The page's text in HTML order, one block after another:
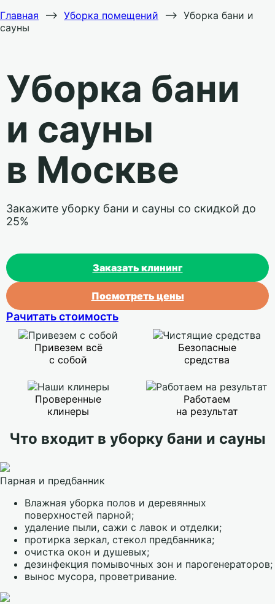
Главная ⟶ Уборка помещений ⟶ Уборка бани и
сауны
Уборка бани
и сауны
в Москве
Закажите уборку бани и сауны со скидкой до
25%
Заказать клининг
Посмотреть цены
Рачитать стоимость
Привезем всё
с собой
Безопасные
средства
Проверенные
клинеры
Работаем
на результат
Что входит в уборку бани и сауны
Парная и предбанник
Влажная уборка полов и деревянных
поверхностей парной;
удаление пыли, сажи с лавок и отделки;
протирка зеркал, стекол предбанника;
очистка окон и душевых;
дезинфекция помывочных зон и парогенераторов;
вынос мусора, проветривание.